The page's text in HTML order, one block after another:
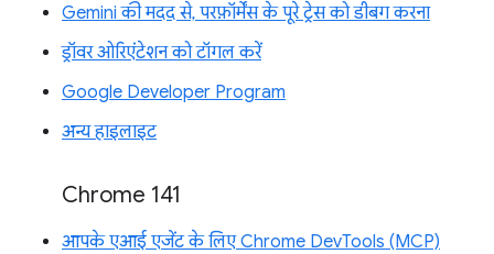
Gemini की मदद से, परफ़ॉर्मेंस के पूरे ट्रेस को डीबग करना
ड्रॉवर ओरिएंटेशन को टॉगल करें
Google Developer Program
अन्य हाइलाइट
Chrome 141
आपके एआई एजेंट के लिए Chrome DevTools (MCP)